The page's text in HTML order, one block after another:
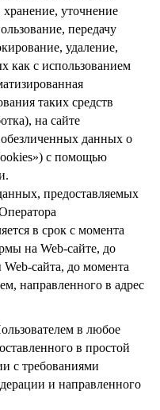
уточнение
передачу
удаление,
как с использованием
таких средств
на сайте
данных о
с помощью
предоставляемых
в срок с момента
на Web-сайте, до
сайта, до момента
направленного в адрес
в любое
в простой
с требованиями
и направленного